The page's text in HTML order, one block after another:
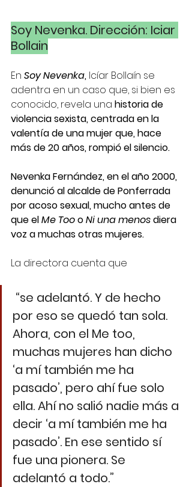
Soy Nevenka. Dirección: Iciar
Bollain
En Soy Nevenka, Icíar Bollaín se
adentra en un caso que, si bien es
conocido, revela una historia de
violencia sexista, centrada en la
valentía de una mujer que, hace
más de 20 años, rompió el silencio.
Nevenka Fernández, en el año 2000,
denunció al alcalde de Ponferrada
por acoso sexual, mucho antes de
que el Me Too o Ni una menos diera
voz a muchas otras mujeres.
La directora cuenta que
por eso se quedó tan sola.
Ahora, con el Me too,
muchas mujeres han dicho
‘a mí también me ha
pasado’, pero ahí fue solo
ella. Ahí no salió nadie más a
decir ‘a mí también me ha
pasado’. En ese sentido sí
fue una pionera. Se
adelantó a todo.”